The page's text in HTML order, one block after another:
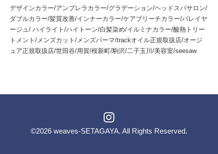
デザインカラー/アンブレラカラー/グラデーション/ヘッドスパサロン/
ダブルカラー/髪質改善/インナーカラー/ケアブリーチカラー/バレイヤ
ージュ/ ハイライト/ハイトーン/白髪染め/イルミナカラー/酸熱トリー
トメント/メンズカット/メンズパーマ/trackオイル正規取扱店/オージ
ュア正規取扱店/世田谷/用賀/桜新町/駒沢/二子玉川/美容室/seesaw
©2026 weaves-SETAGAYA. All Rights Reserved.